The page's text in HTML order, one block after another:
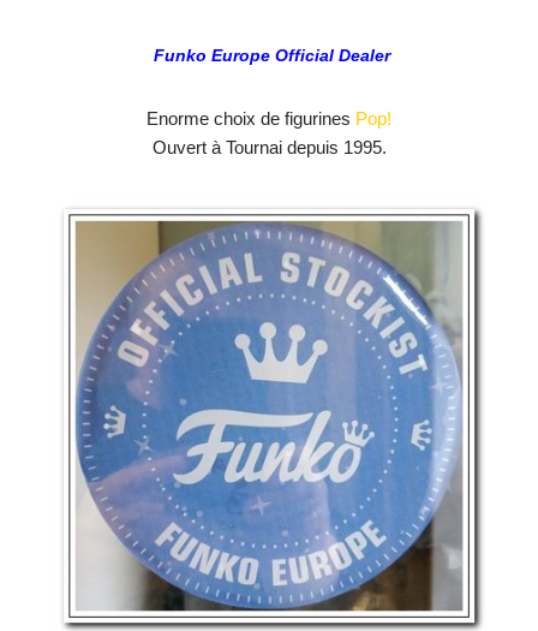
Funko Europe Official Dealer
Enorme choix de figurines Pop!
Ouvert à Tournai depuis 1995.